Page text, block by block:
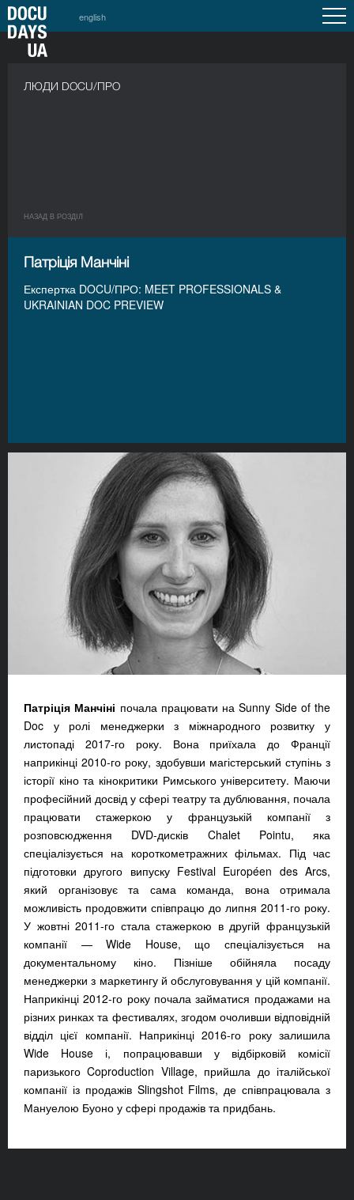
english
ЛЮДИ DOCU/ПРО
НАЗАД В РОЗДIЛ
Патріція Манчіні
Експертка DOCU/ПРО: MEET PROFESSIONALS &
UKRAINIAN DOC PREVIEW
Патріція Манчіні почала працювати на Sunny Side of the
Doc у ролі менеджерки з міжнародного розвитку у
листопаді 2017-го року. Вона приїхала до Франції
наприкінці 2010-го року, здобувши магістерський ступінь з
історії кіно та кінокритики Римського університету. Маючи
професійний досвід у сфері театру та дублювання, почала
працювати стажеркою у французькій компанії з
розповсюдження DVD-дисків Chalet Pointu, яка
спеціалізується на короткометражних фільмах. Під час
підготовки другого випуску Festival Européen des Arcs,
який організовує та сама команда, вона отримала
можливість продовжити співпрацю до липня 2011-го року.
У жовтні 2011-го стала стажеркою в другій французькій
компанії — Wide House, що спеціалізується на
документальному кіно. Пізніше обійняла посаду
менеджерки з маркетингу й обслуговування у цій компанії.
Наприкінці 2012-го року почала займатися продажами на
різних ринках та фестивалях, згодом очоливши відповідній
відділ цієї компанії. Наприкінці 2016-го року залишила
Wide House і, попрацювавши у відбірковій комісії
паризького Coproduction Village, прийшла до італійської
компанії із продажів Slingshot Films, де співпрацювала з
Мануелою Буоно у сфері продажів та придбань.